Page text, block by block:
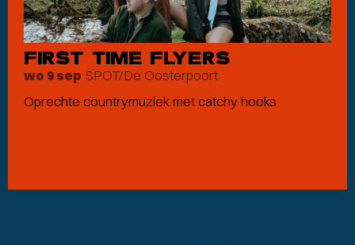
FIRST TIME FLYERS
wo 9 sep SPOT/De Oosterpoort
Oprechte countrymuziek met catchy hooks